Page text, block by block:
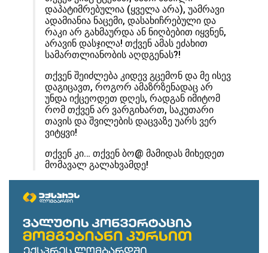
დაპატიმრებულია (ყველა არა), უამრავი
ადამიანია ნაცემი, დასახიჩრებული და
რაკი არ გახმაურდა ან ნიღბებით იყვნენ,
არავინ დასჯილა! თქვენ ამას ეძახით
სამართლიანობის აღდგენას?!
თქვენ შეიძლება კიდევ გცემონ და მე ისევ
დაგიცავთ, როგორ ამაზრზენადაც არ
უნდა იქცეოდეთ დღეს, რადგან იმიტომ
რომ თქვენ არ ვარგიხართ, საკუთარი
თავის და შვილების დაცვაზე უარს ვერ
ვიტყვი!
თქვენ კი… თქვენ ბო@ მამიდას მიხედეთ
მომავალ გალახვამდე!